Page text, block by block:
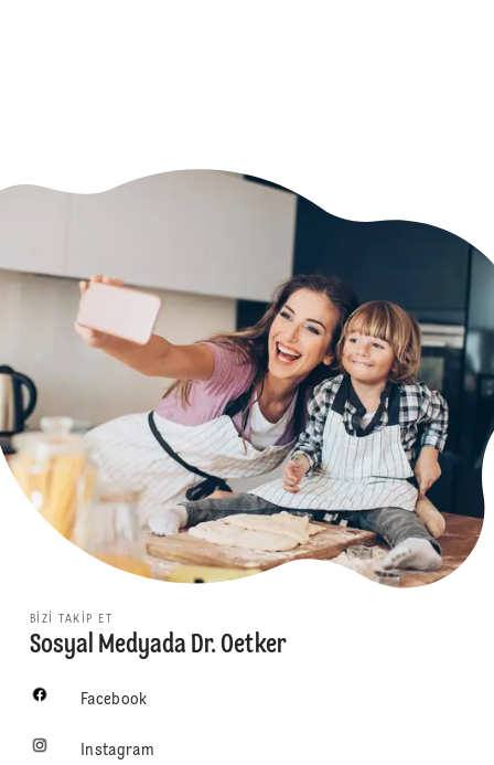
BIZI TAKIP ET
Sosyal Medyada Dr. Oetker
Facebook
Instagram